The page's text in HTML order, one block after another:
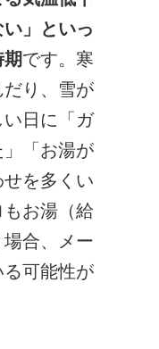
」といっ
です。寒
り、雪が
日に「ガ
「お湯が
を多くい
お湯（給
合、メー
可能性が